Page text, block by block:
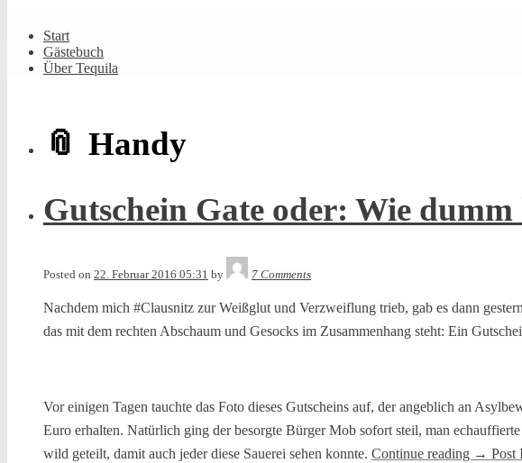
Navigation
Start
Gästebuch
Über Tequila
Handy
Gutschein Gate oder: Wie
Posted on 22. Februar 2016 05:31 by
7 Comments
Nachdem mich #Clausnitz zur Weißglut und Verzweiflung trieb, gab es dann
das mit dem rechten Abschaum und Gesocks im Zusammenhang steht: Ein
Vor einigen Tagen tauchte das Foto dieses Gutscheins auf, der angeblich an
Euro erhalten. Natürlich ging der besorgte Bürger Mob sofort steil, man
wild geteilt, damit auch jeder diese Sauerei sehen konnte. Continue reading → Post